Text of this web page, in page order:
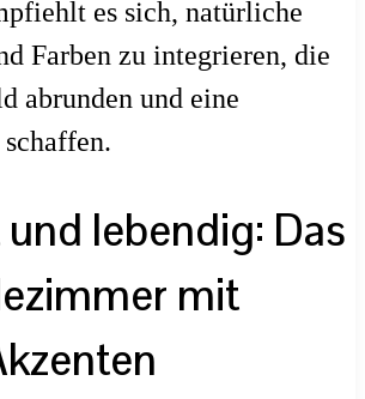
es sich, natürliche
Farben zu integrieren, die
abrunden und eine
lebendig: Das
mit